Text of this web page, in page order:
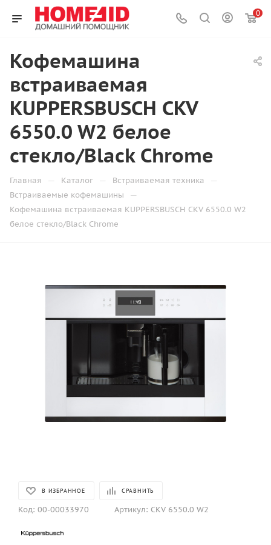
0
Кофемашина
встраиваемая
KUPPERSBUSCH CKV
6550.0 W2 белое
стекло/Black Chrome
Главная — Каталог — Встраиваемая техника —
Встраиваемые кофемашины —
Кофемашина встраиваемая KUPPERSBUSCH CKV 6550.0 W2
белое стекло/Black Chrome
В ИЗБРАННОЕ СРАВНИТЬ
Код: 00-00033970 Артикул: CKV 6550.0 W2